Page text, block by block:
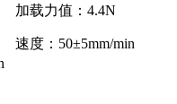
加载力值：4.4N
速度：50±5mm/min